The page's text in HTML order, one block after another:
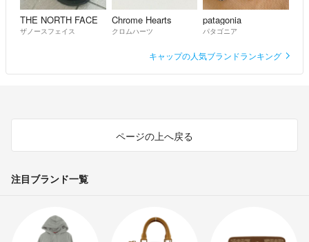
THE NORTH FACE
ザノースフェイス
Chrome Hearts
クロムハーツ
patagonia
パタゴニア
キャップの人気ブランドランキング
ページの上へ戻る
注目ブランド一覧